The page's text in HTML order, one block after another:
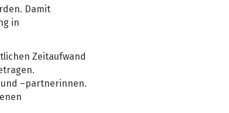
Damit
in
Zeitaufwand
–partnerinnen.